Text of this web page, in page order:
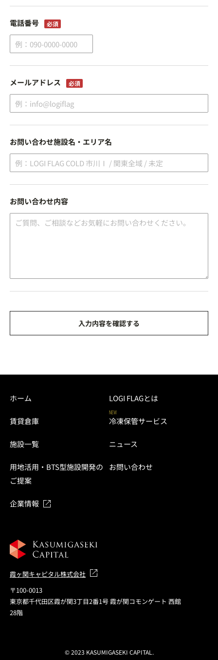
電話番号
メールアドレス
お問い合わせ施設名・エリア名
お問い合わせ内容
ホーム LOGI FLAGとは
賃貸倉庫
NEW
冷凍保管サービス
施設一覧 ニュース
用地活用・BTS型施設開発の
ご提案
お問い合わせ
企業情報
霞ヶ関キャピタル株式会社
〒100-0013
東京都千代田区霞が関3丁目2番1号 霞が関コモンゲート 西館
28階
© 2023 KASUMIGASEKI CAPITAL.